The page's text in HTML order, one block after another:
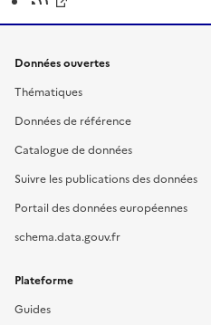
Données ouvertes
Thématiques
Données de référence
Catalogue de données
Suivre les publications des données
Portail des données européennes
schema.data.gouv.fr
Plateforme
Guides